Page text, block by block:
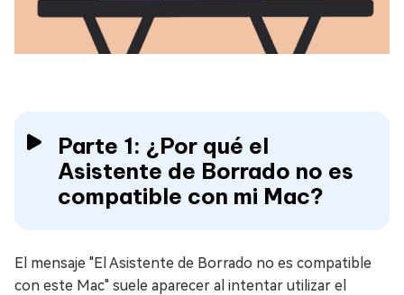
Parte 1: ¿Por qué el
Asistente de Borrado no es
compatible con mi Mac?
El mensaje "El Asistente de Borrado no es compatible
con este Mac" suele aparecer al intentar utilizar el